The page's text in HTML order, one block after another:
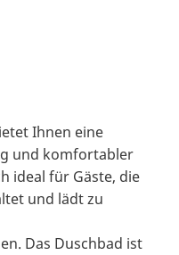
Ihnen eine
und komfortabler
ideal für Gäste, die
und lädt zu
Das Duschbad ist